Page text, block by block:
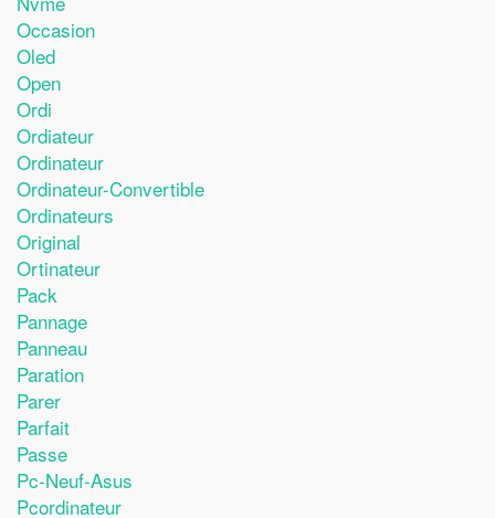
Occasion
Oled
Open
Ordi
Ordiateur
Ordinateur
Ordinateur-Convertible
Ordinateurs
Original
Ortinateur
Pack
Pannage
Panneau
Paration
Parer
Parfait
Passe
Pc-Neuf-Asus
Pcordinateur